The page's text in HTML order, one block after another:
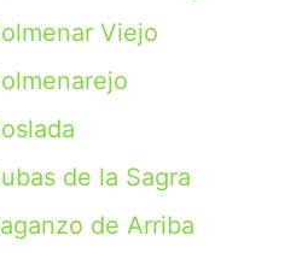
Viejo
de la Sagra
de Arriba